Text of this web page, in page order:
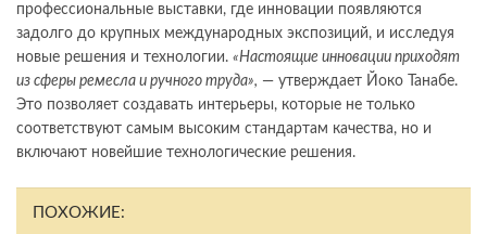
профессиональные выставки, где инновации появляются
задолго до крупных международных экспозиций, и исследуя
новые решения и технологии. «Настоящие инновации приходят
из сферы ремесла и ручного труда», — утверждает Йоко Танабе.
Это позволяет создавать интерьеры, которые не только
соответствуют самым высоким стандартам качества, но и
включают новейшие технологические решения.
ПОХОЖИЕ: